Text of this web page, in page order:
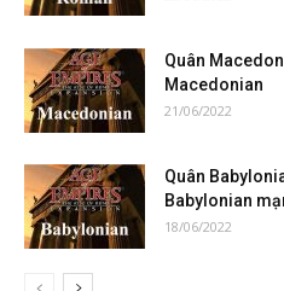
Quân
Macedonian
21/06/2022
Quân
Babylonian
18/06/2022